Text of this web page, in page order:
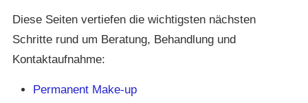
Diese Seiten vertiefen die wichtigsten nächsten
Schritte rund um Beratung, Behandlung und
Kontaktaufnahme:
Permanent Make-up